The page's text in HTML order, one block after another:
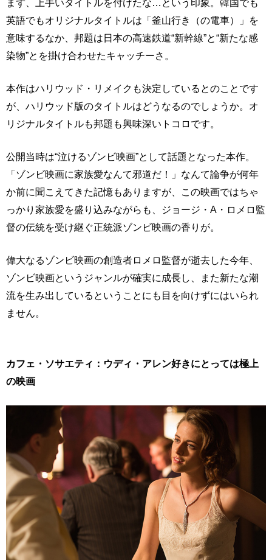
まず、上手いタイトルを付けたな…という印象。韓国でも
英語でもオリジナルタイトルは「釜山行き（の電車）」を
意味するなか、邦題は日本の高速鉄道“新幹線”と“新たな感
染物”とを掛け合わせたキャッチーさ。
本作はハリウッド・リメイクも決定しているとのことです
が、ハリウッド版のタイトルはどうなるのでしょうか。オ
リジナルタイトルも邦題も興味深いトコロです。
公開当時は“泣けるゾンビ映画”として話題となった本作。
「ゾンビ映画に家族愛なんて邪道だ！」なんて論争が何年
か前に聞こえてきた記憶もありますが、この映画ではちゃ
っかり家族愛を盛り込みながらも、ジョージ・A・ロメロ監
督の伝統を受け継ぐ正統派ゾンビ映画の香りが。
偉大なるゾンビ映画の創造者ロメロ監督が逝去した今年、
ゾンビ映画というジャンルが確実に成長し、また新たな潮
流を生み出しているということにも目を向けずにはいられ
ません。
カフェ・ソサエティ：ウディ・アレン好きにとっては極上
の映画